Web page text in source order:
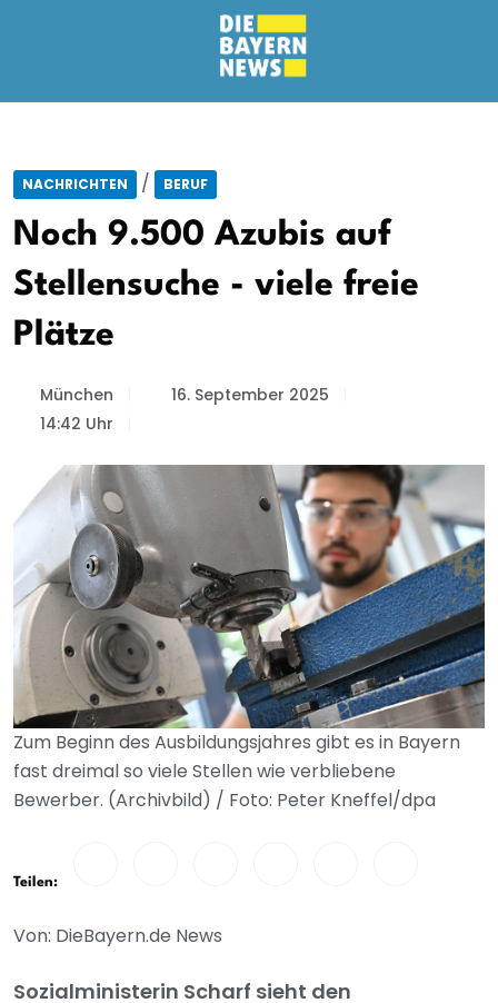
NACHRICHTEN / BERUF
Noch 9.500 Azubis auf
Stellensuche - viele freie
Plätze
München
16. September 2025
14:42 Uhr
Zum Beginn des Ausbildungsjahres gibt es in Bayern
fast dreimal so viele Stellen wie verbliebene
Bewerber. (Archivbild) / Foto: Peter Kneffel/dpa
Teilen:
Von: DieBayern.de News
Sozialministerin Scharf sieht den